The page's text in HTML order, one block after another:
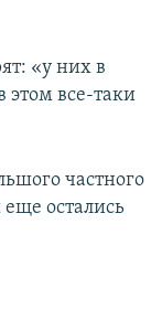
«у них в
этом все-таки
частного
остались